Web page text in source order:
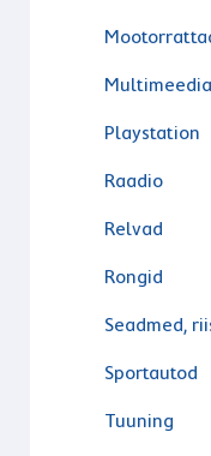
Multimeedia
Playstation
Raadio
Relvad
Rongid
Seadmed,
Sportautod
Tuuning